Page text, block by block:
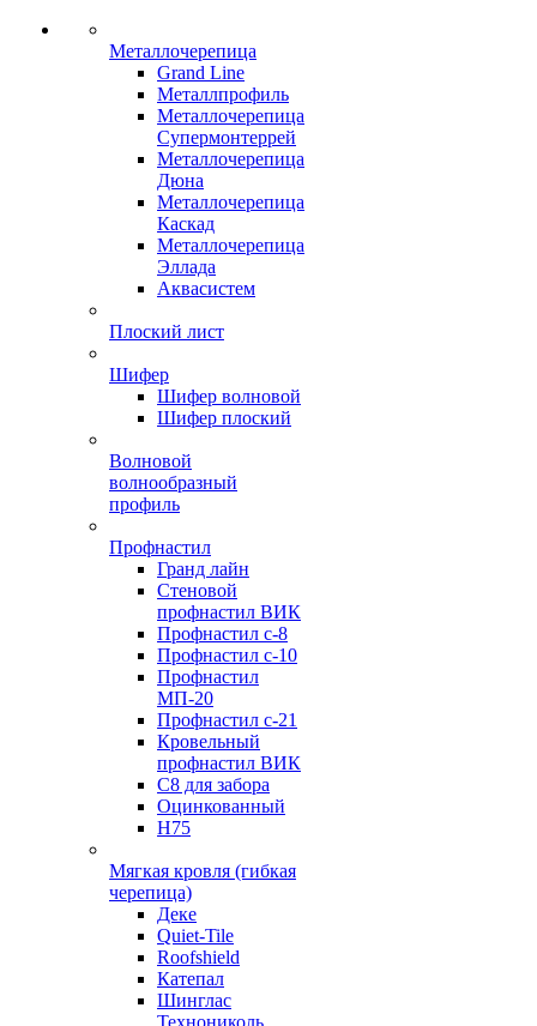
Металлочерепица
Grand Line
Металлпрофиль
Металлочерепица
Супермонтеррей
Металлочерепица
Дюна
Металлочерепица
Каскад
Металлочерепица
Эллада
Аквасистем
Плоский лист
Шифер
Шифер волновой
Шифер плоский
Волновой
волнообразный
профиль
Профнастил
Гранд лайн
Стеновой
профнастил ВИК
Профнастил с-8
Профнастил с-10
Профнастил
МП-20
Профнастил с-21
Кровельный
профнастил ВИК
С8 для забора
Оцинкованный
Н75
Мягкая кровля (гибкая
черепица)
Деке
Quiet-Tile
Roofshield
Катепал
Шинглас
Технониколь